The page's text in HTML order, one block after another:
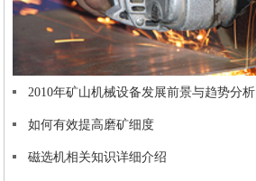
2010年矿山机械设备发展前景与趋势分析
如何有效提高磨矿细度
磁选机相关知识详细介绍